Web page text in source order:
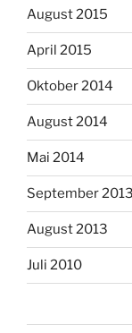
August 2015
April 2015
Oktober 2014
August 2014
Mai 2014
September 2013
August 2013
Juli 2010